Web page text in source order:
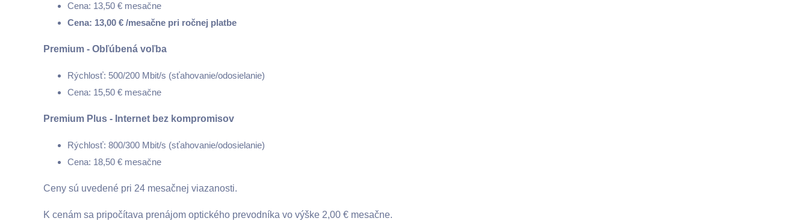
Cena: 13,50 € mesačne
Cena: 13,00 € /mesačne pri ročnej platbe
Premium - Obľúbená voľba
Rýchlosť: 500/200 Mbit/s (sťahovanie/odosielanie)
Cena: 15,50 € mesačne
Premium Plus - Internet bez kompromisov
Rýchlosť: 800/300 Mbit/s (sťahovanie/odosielanie)
Cena: 18,50 € mesačne
Ceny sú uvedené pri 24 mesačnej viazanosti.
K cenám sa pripočítava prenájom optického prevodníka vo výške 2,00 € mesačne.